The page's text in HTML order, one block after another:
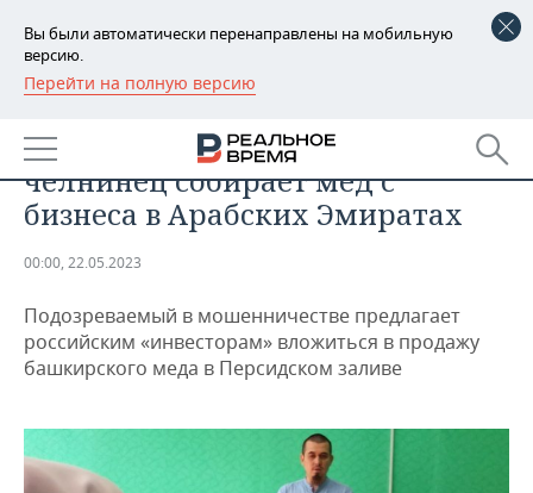
Вы были автоматически перенаправлены на мобильную
версию.
Перейти на полную версию
РЕГИОНЫ
БАШКОРТОСТАН
ТАТАРСТАН
НОВОСТИ
АНАЛИТИКА
ДЕКЛАРАЦИИ О ДОХОДАХ
КОРОЛИ ГОСЗАКАЗА ПФО
КОМУ ПРИНАДЛЕЖАТ
ТОРГОВЫЕ ЦЕНТРЫ
НОВОСТИ ЭКОНОМИКИ
ФИНАНСЫ
БЮДЖЕТ
ПРОМЫШЛЕННОСТЬ
НОВОСТИ
ПРОМЫШЛЕННОСТИ
АГРОПРОМ
МАШИНОСТРОЕНИЕ
НЕДВИЖИМОСТЬ
НОВОСТИ АВТО
БИЗНЕС
«Прокативший» паломников
челнинец собирает мед с
бизнеса в Арабских Эмиратах
00:00, 22.05.2023
Подозреваемый в мошенничестве предлагает
российским «инвесторам» вложиться в продажу
башкирского меда в Персидском заливе